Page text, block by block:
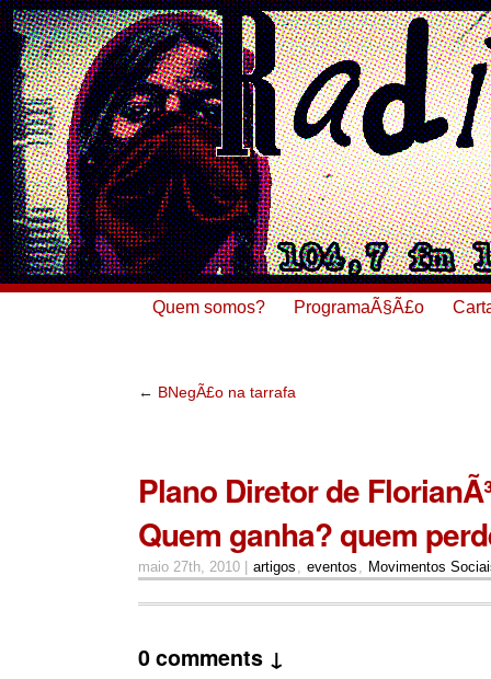
Quem somos? ProgramaÃ§Ã£o
← BNegÃ£o na tarrafa
Plano Diretor de
Quem ganha? quem
maio 27th, 2010 | artigos eventos Movimentos
0 comments ↓